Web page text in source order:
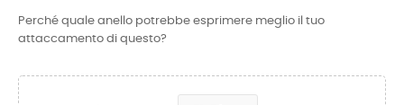
Perché quale anello potrebbe esprimere meglio il tuo
attaccamento di questo?